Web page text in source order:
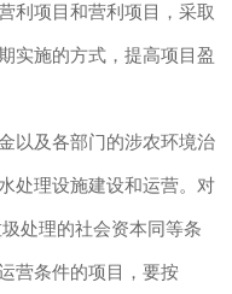
利项目和营利项目，采取
实施的方式，提高项目盈
及各部门的涉农环境治
处理设施建设和运营。对
处理的社会资本同等条
营条件的项目，要按